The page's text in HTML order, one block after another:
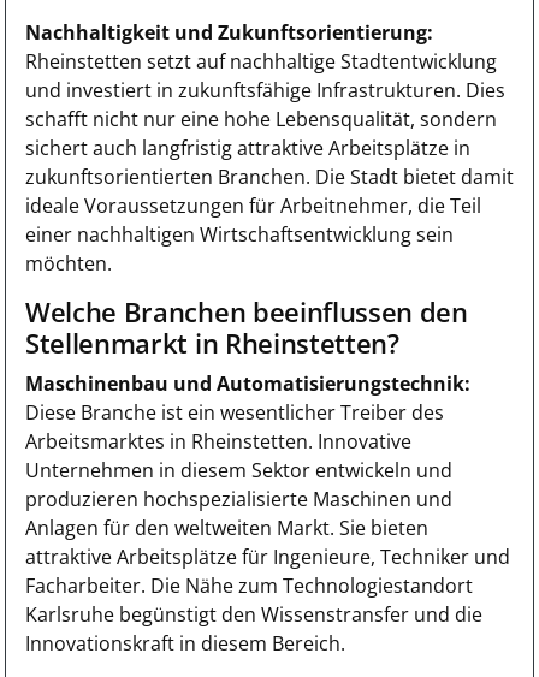
Nachhaltigkeit und Zukunftsorientierung:
Rheinstetten setzt auf nachhaltige Stadtentwicklung
und investiert in zukunftsfähige Infrastrukturen. Dies
schafft nicht nur eine hohe Lebensqualität, sondern
sichert auch langfristig attraktive Arbeitsplätze in
zukunftsorientierten Branchen. Die Stadt bietet damit
ideale Voraussetzungen für Arbeitnehmer, die Teil
einer nachhaltigen Wirtschaftsentwicklung sein
möchten.
Welche Branchen beeinflussen den
Stellenmarkt in Rheinstetten?
Maschinenbau und Automatisierungstechnik:
Diese Branche ist ein wesentlicher Treiber des
Arbeitsmarktes in Rheinstetten. Innovative
Unternehmen in diesem Sektor entwickeln und
produzieren hochspezialisierte Maschinen und
Anlagen für den weltweiten Markt. Sie bieten
attraktive Arbeitsplätze für Ingenieure, Techniker und
Facharbeiter. Die Nähe zum Technologiestandort
Karlsruhe begünstigt den Wissenstransfer und die
Innovationskraft in diesem Bereich.